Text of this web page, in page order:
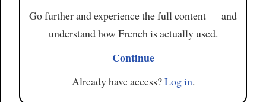
Go further and experience the full content — and
understand how French is actually used.
Continue
Already have access?Log in.